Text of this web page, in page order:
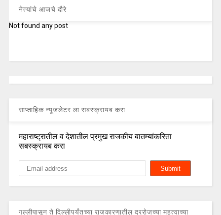
नेत्यांचे आजचे दौरे
Not found any post
साप्ताहिक न्यूजलेटर ला सबस्क्रायब करा
महाराष्ट्रातील व देशातील प्रमुख राजकीय बातम्यांकरिता
सबस्क्रायब करा
गल्लीपासून ते दिल्लीपर्यंतच्या राजकारणातील दररोजच्या महत्वाच्या